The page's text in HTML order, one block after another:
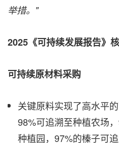
举措。"
2025 《可持续发展报告》
可持续原材料采购
关键原料实现了高水平
98%可追溯至种植农场
种植园，97%的榛子可